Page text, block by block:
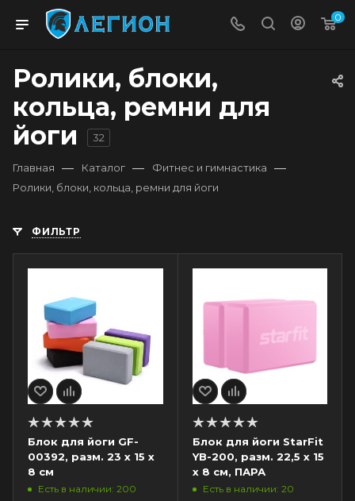
0
Ролики, блоки,
кольца, ремни для
йоги
32
Главная — Каталог — Фитнес и гимнастика —
Ролики, блоки, кольца, ремни для йоги
ФИЛЬТР
Блок для йоги GF-
00392, разм. 23 х 15 х
8 см
Есть в наличии: 200
Блок для йоги StarFit
YB-200, разм. 22,5 х 15
х 8 см, ПАРА
Есть в наличии: 20